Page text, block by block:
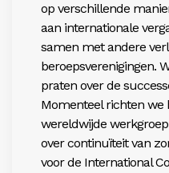
op verschillende
aan internationale
samen met andere
beroepsverenigingen.
praten over de
Momenteel richten we
wereldwijde
over continuïteit van
voor de International